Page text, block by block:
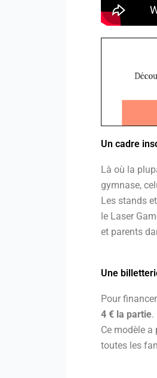
Un cadre
Là où la
gymnase,
Les stands
le Laser
et parents
Une
Pour
4 € la partie.
Ce modèle a
toutes les